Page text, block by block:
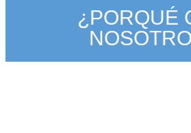
¿PORQUÉ